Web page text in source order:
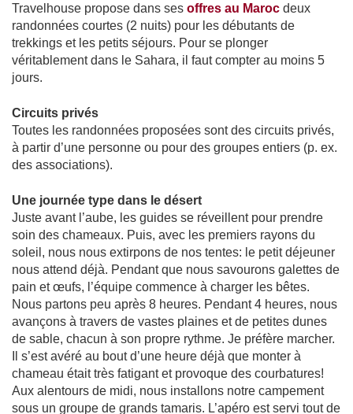
Travelhouse propose dans ses offres au Maroc deux
randonnées courtes (2 nuits) pour les débutants de
trekkings et les petits séjours. Pour se plonger
véritablement dans le Sahara, il faut compter au moins 5
jours.
Circuits privés
Toutes les randonnées proposées sont des circuits privés,
à partir d’une personne ou pour des groupes entiers (p. ex.
des associations).
Une journée type dans le désert
Juste avant l’aube, les guides se réveillent pour prendre
soin des chameaux. Puis, avec les premiers rayons du
soleil, nous nous extirpons de nos tentes: le petit déjeuner
nous attend déjà. Pendant que nous savourons galettes de
pain et œufs, l’équipe commence à charger les bêtes.
Nous partons peu après 8 heures. Pendant 4 heures, nous
avançons à travers de vastes plaines et de petites dunes
de sable, chacun à son propre rythme. Je préfère marcher.
Il s’est avéré au bout d’une heure déjà que monter à
chameau était très fatigant et provoque des courbatures!
Aux alentours de midi, nous installons notre campement
sous un groupe de grands tamaris. L’apéro est servi tout de